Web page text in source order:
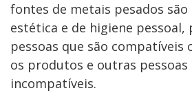
fontes de metais pesados
estética e de higiene pessoal,
pessoas que são compatíveis
os produtos e outras pessoas
incompatíveis.